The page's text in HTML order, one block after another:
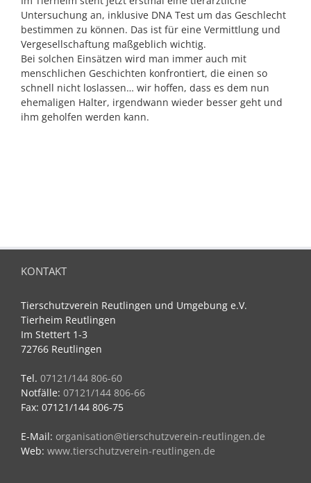
Untersuchung an, inklusive DNA Test um das Geschlecht
bestimmen zu können. Das ist für eine Vermittlung und
Vergesellschaftung maßgeblich wichtig.
Bei solchen Einsätzen wird man immer auch mit
menschlichen Geschichten konfrontiert, die einen so
schnell nicht loslassen… wir hoffen, dass es dem nun
ehemaligen Halter, irgendwann wieder besser geht und
ihm geholfen werden kann.
KONTAKT
Tierschutzverein Reutlingen und Umgebung e.V.
Tierheim Reutlingen
Im Stettert 1-3
72766 Reutlingen
Tel. 07121/144 806-60
Notfälle: 07121/144 806-66
Fax: 07121/144 806-75
E-Mail: organisation@tierschutzverein-reutlingen.de
Web: www.tierschutzverein-reutlingen.de